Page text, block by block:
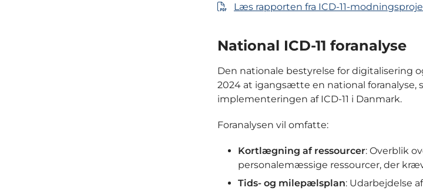
Læs rapporten fra ICD-11-
National ICD-11 foranalyse
Den nationale bestyrelse for digitalisering
2024 at igangsætte en national foranalyse,
implementeringen af ICD-11 i Danmark.
Foranalysen vil omfatte:
Kortlægning af ressourcer: Overblik
personalemæssige ressourcer, der
Tids- og milepælsplan: Udarbejdelse